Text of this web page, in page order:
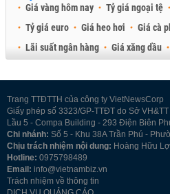
Giá vàng hôm nay Tỷ giá ngoại tệ
Tỷ giá euro
Giá heo hơi Giá cà
Lãi suất ngân hàng
Giá xăng dầu
Trang TTĐTTH của công ty VietNewsCorp
Giấy phép số 3323/GP-TTĐT do Sở
Lầu 5 - Compa Building - 293 Điện Biên
Chi nhánh: Số 5 - Khu 38A Trần Phú -
Chịu trách nhiệm nội dung: Hoàng Hữu
Hotline: 0975798489
Email: info@vietnambiz.vn
Trách nhiệm về thông tin